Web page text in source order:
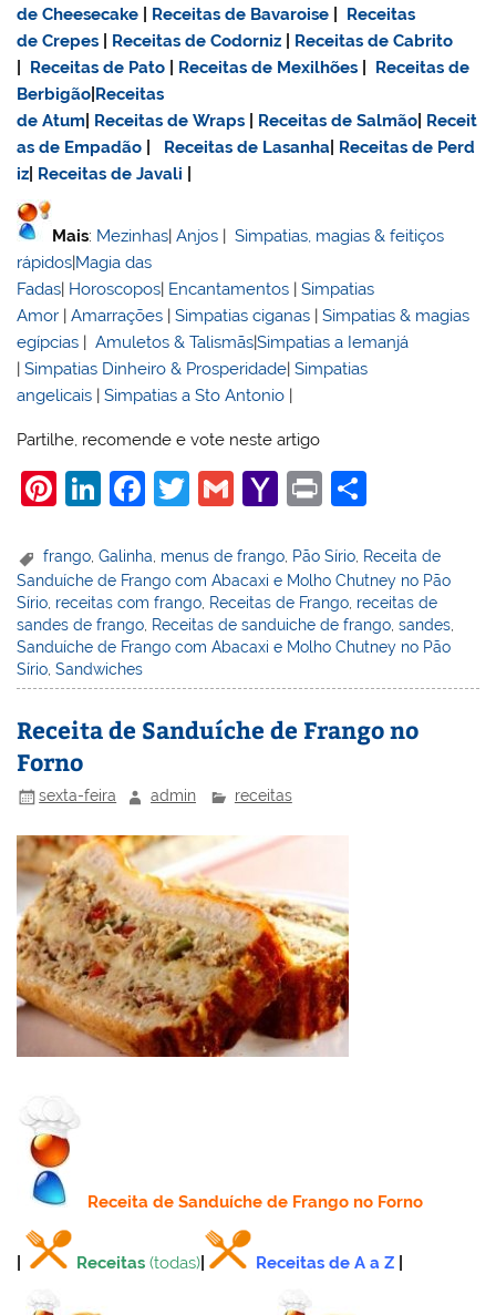
de Cheesecake
Receitas de Bavaroise
Receitas
de Crepes
Receitas de Codorniz
Receitas de Cabrito
Receitas de Pato Receitas de Mexilhões
Receitas de
Berbigão Receitas
de Atum Receitas de Wraps Receitas de Salmão Receit
as de Empadão
Receitas de Lasanha Receitas de Perd
iz Receitas de Javali
Mais: Mezinhas |Anjos |Simpatias, magias & feitiços
rápidos Magia das
Fadas Horoscopos Encantamentos |Simpatias
Amor |Amarrações |Simpatias ciganas |Simpatias & magias
egípcias |Amuletos & Talismãs|Simpatias a Iemanjá
|Simpatias Dinheiro & Prosperidade |Simpatias
angelicais |Simpatias a Sto Antonio
Partilhe, recomende e vote neste artigo
Pi
er
e
st
Li
k
e
dI
n
F
c
e
b
o
o
k
T
itt
er
G
ai
l
Y
h
o
o
M
ai
l
Pr
t
ar
e
frango ,Galinha menus de frango Pão Sírio Receita de
Sanduíche de Frango com Abacaxi e Molho Chutney no Pão
Sírio receitas com frango Receitas de Frango receitas de
sandes de frango Receitas de sanduiche de frango ,sandes
Sanduíche de Frango com Abacaxi e Molho Chutney no Pão
Sírio ,Sandwiches
Receita de Sanduíche de Frango no
Forno
sexta-feira admin receitas
Receitade Sanduíche de Frango no Forno
Receitas (todas) Receitas de A a Z